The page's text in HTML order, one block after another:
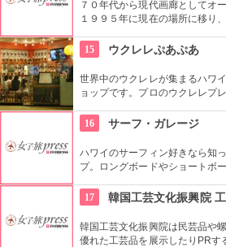
７０年代から現代画廊としてオ
１９９５年に現在の場所に移り
示できるスペースを設け、モダ
る、国内最高のギャラリーとして
15 ウクレレぷあぷあ
世界中のウクレレが集まるハワ
ョップです。プロのウクレレプ
なるまで教えてくれるなんて、
16 サーフ・ガレージ
ハワイのサーフィン好きなら知
プ。ロングボードやショートボ
や保管も行っています。
17 韓国工芸文化振興院
韓国工芸文化振興院は民芸品や
優れた工芸品を展示したりPRす